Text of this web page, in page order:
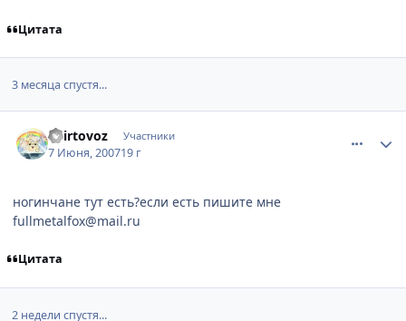
Цитата
3 месяца спустя...
Spirtovoz Участники
7 Июня, 200719 г
ногинчане тут есть?если есть пишите мне
fullmetalfox@mail.ru
Цитата
2 недели спустя...